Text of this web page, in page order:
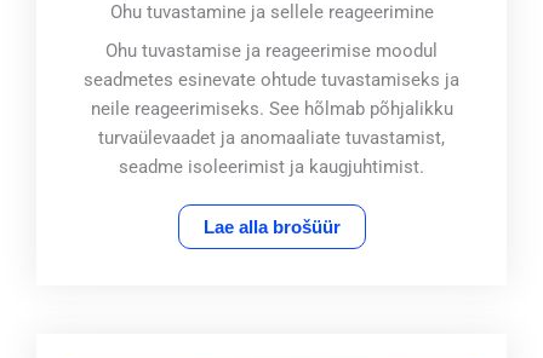
Ohu tuvastamine ja sellele reageerimine
Ohu tuvastamise ja reageerimise moodul
seadmetes esinevate ohtude tuvastamiseks ja
neile reageerimiseks. See hõlmab põhjalikku
turvaülevaadet ja anomaaliate tuvastamist,
seadme isoleerimist ja kaugjuhtimist.
Lae alla brošüür